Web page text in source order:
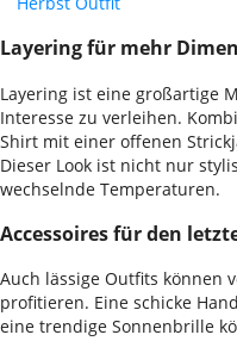
Layering für mehr
Layering ist eine großartige
Interesse zu verleihen.
Shirt mit einer offenen
Dieser Look ist nicht nur
wechselnde Temperaturen.
Accessoires für den
Auch lässige Outfits können
profitieren. Eine schicke
eine trendige Sonnenbrille